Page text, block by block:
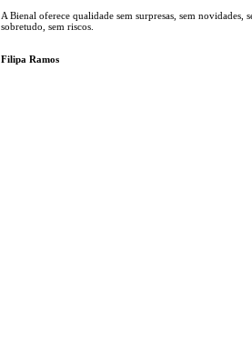
A Bienal oferece qualidade sem surpresas, sem novidades,
sobretudo, sem riscos.
Filipa Ramos